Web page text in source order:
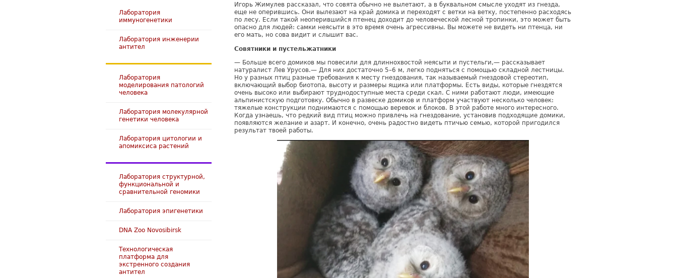
Игорь Жимулев рассказал, что совята обычно не вылетают, а в буквальном смысле уходят из гнезда,
еще не оперившись. Они вылезают на край домика и переходят с ветки на ветку, постепенно расходясь
по лесу. Если такой неоперившийся птенец доходит до человеческой лесной тропинки, это может быть
опасно для людей: самки неясыти в это время очень агрессивны. Вы можете не видеть ни птенца, ни
его мать, но сова видит и слышит вас.
Совятники и пустельжатники
— Больше всего домиков мы повесили для длиннохвостой неясыти и пустельги,— рассказывает
натуралист Лев Урусов.— Для них достаточно 5–6 м, легко подняться с помощью складной лестницы.
Но у разных птиц разные требования к месту гнездования, так называемый гнездовой стереотип,
включающий выбор биотопа, высоту и размеры ящика или платформы. Есть виды, которые гнездятся
очень высоко или выбирают труднодоступные места среди скал. С ними работают люди, имеющие
альпинистскую подготовку. Обычно в развеске домиков и платформ участвуют несколько человек:
тяжелые конструкции поднимаются с помощью веревок и блоков. В этой работе много интересного.
Когда узнаешь, что редкий вид птиц можно привлечь на гнездование, установив подходящие домики,
появляются желание и азарт. И конечно, очень радостно видеть птичью семью, которой пригодился
результат твоей работы.
Лаборатория
иммуногенетики
Лаборатория инженерии
антител
Лаборатория
моделирования патологий
человека
Лаборатория молекулярной
генетики человека
Лаборатория цитологии и
апомиксиса растений
Лаборатория структурной,
функциональной и
сравнительной геномики
Лаборатория эпигенетики
DNA Zoo Novosibirsk
Технологическая
платформа для
экстренного создания
антител